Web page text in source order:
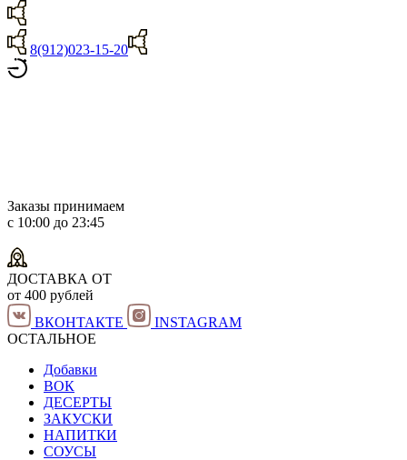
8(912)023-15-20
Заказы принимаем
с 10:00 до 23:45
ДОСТАВКА ОТ
от 400 рублей
ВКОНТАКТЕ
INSTAGRAM
ОСТАЛЬНОЕ
Добавки
ВОК
ДЕСЕРТЫ
ЗАКУСКИ
НАПИТКИ
СОУСЫ